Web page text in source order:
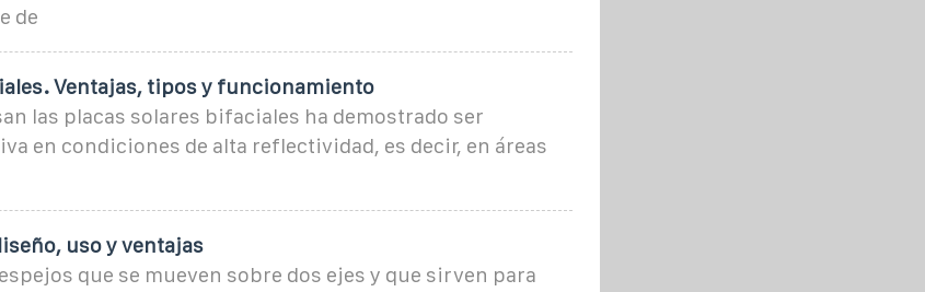
de
Ventajas, tipos y funcionamiento
las placas solares bifaciales ha demostrado ser
en condiciones de alta reflectividad, es decir, en áreas
uso y ventajas
que se mueven sobre dos ejes y que sirven para